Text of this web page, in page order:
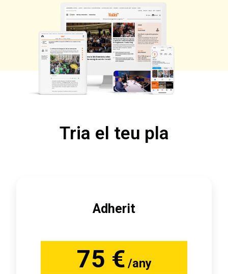
Tria el teu pla
Adherit
75 € /any